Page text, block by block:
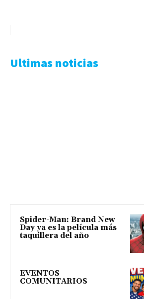
Ultimas noticias
Spider-Man: Brand New
Day ya es la película más
taquillera del año
EVENTOS
COMUNITARIOS